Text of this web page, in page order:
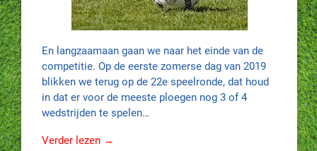
En langzaamaan gaan we naar het einde van de
competitie. Op de eerste zomerse dag van 2019
blikken we terug op de 22e speelronde, dat houd
in dat er voor de meeste ploegen nog 3 of 4
wedstrijden te spelen…
Verder lezen →